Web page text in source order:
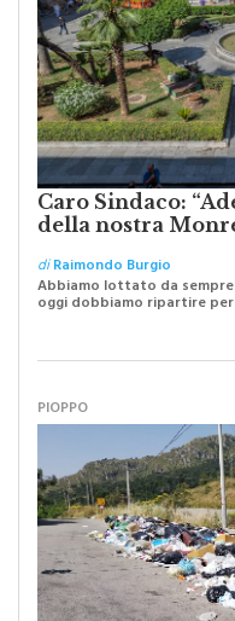
Caro Sindaco:
della nostra
diRaimondo Burgio
Abbiamo lottato da sempre
oggi dobbiamo ripartire per